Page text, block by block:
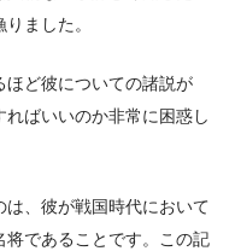
ました。
ほど彼についての諸説が
ばいいのか非常に困惑し
、彼が戦国時代において
であることです。この記